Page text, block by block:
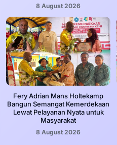
8 August 2026
Fery Adrian Mans Holtekamp
Bangun Semangat Kemerdekaan
Lewat Pelayanan Nyata untuk
Masyarakat
8 August 2026